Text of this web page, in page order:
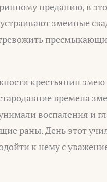
преданию, в
змеиные
крестьянин змею
времена
воспаления и
раны. День этот
к нему с